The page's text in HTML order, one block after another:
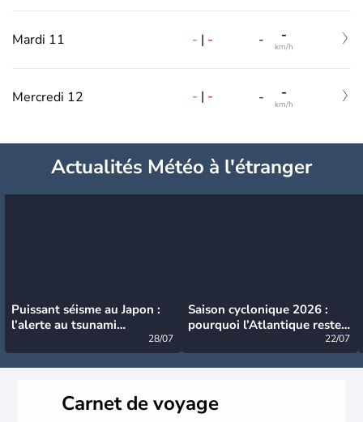
Mardi 11 - | - - -
km/h
Mercredi 12 - | - - -
km/h
Actualités Météo à l'étranger
Puissant séisme au Japon :
l’alerte au tsunami
28/07
Saison cyclonique 2026 :
pourquoi l’Atlantique reste
22/07
Carnet de voyage